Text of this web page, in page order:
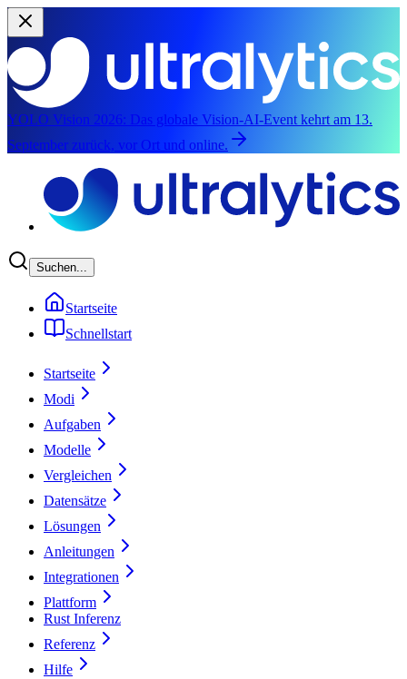
YOLO Vision 2026: Das globale Vision-AI-Event kehrt am 13.
September zurück, vor Ort und online.
Suchen...
Startseite
Schnellstart
Startseite
Modi
Aufgaben
Modelle
Vergleichen
Datensätze
Lösungen
Anleitungen
Integrationen
Plattform
Rust Inferenz
Referenz
Hilfe